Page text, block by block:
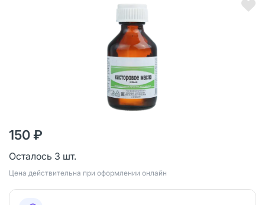
150 ₽
Осталось 3 шт.
Цена действительна при оформлении онлайн